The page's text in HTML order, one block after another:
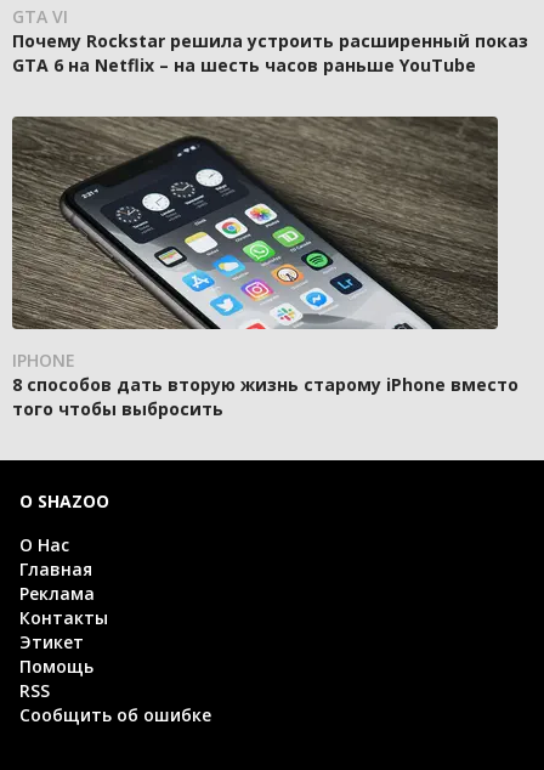
GTA VI
Почему Rockstar решила устроить расширенный показ
GTA 6 на Netflix – на шесть часов раньше YouTube
IPHONE
8 способов дать вторую жизнь старому iPhone вместо
того чтобы выбросить
О SHAZOO
О Нас
Главная
Реклама
Контакты
Этикет
Помощь
RSS
Сообщить об ошибке